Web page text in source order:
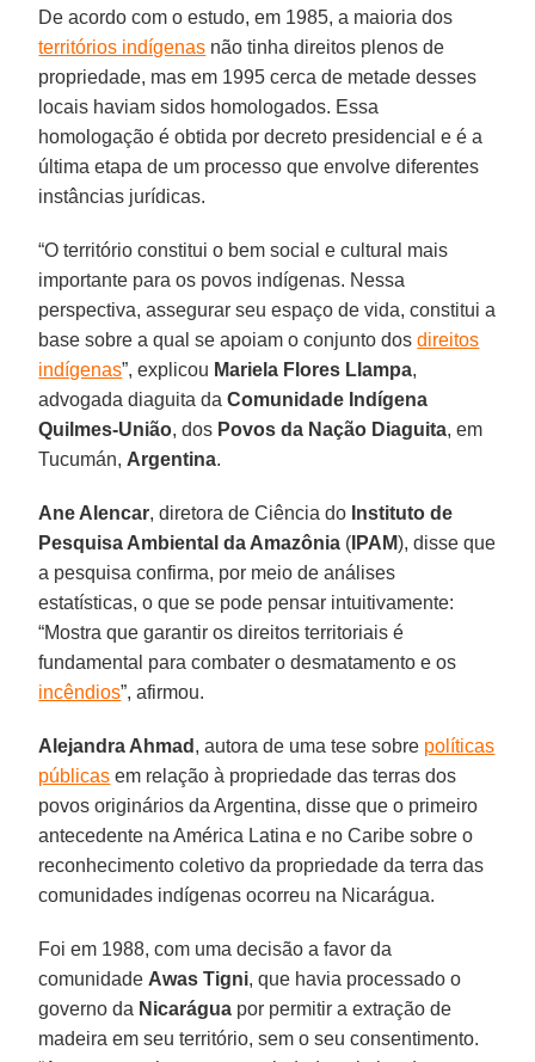
De acordo com o estudo, em 1985, a maioria dos
territórios indígenas não tinha direitos plenos de
propriedade, mas em 1995 cerca de metade desses
locais haviam sidos homologados. Essa
homologação é obtida por decreto presidencial e é a
última etapa de um processo que envolve diferentes
instâncias jurídicas.
“O território constitui o bem social e cultural mais
importante para os povos indígenas. Nessa
perspectiva, assegurar seu espaço de vida, constitui a
base sobre a qual se apoiam o conjunto dosdireitos
indígenas”, explicou Mariela Flores Llampa,
advogada diaguita daComunidade Indígena
Quilmes-União, dos Povos da Nação Diaguita, em
Tucumán, Argentina.
Ane Alencar, diretora de Ciência do Instituto de
Pesquisa Ambiental da Amazônia ( IPAM), disse que
a pesquisa confirma, por meio de análises
estatísticas, o que se pode pensar intuitivamente:
“Mostra que garantir os direitos territoriais é
fundamental para combater o desmatamento e os
incêndios”, afirmou.
Alejandra Ahmad , autora de uma tese sobre políticas
públicas em relação à propriedade das terras dos
povos originários da Argentina, disse que o primeiro
antecedente na América Latina e no Caribe sobre o
reconhecimento coletivo da propriedade da terra das
comunidades indígenas ocorreu na Nicarágua.
Foi em 1988, com uma decisão a favor da
comunidade Awas Tigni, que havia processado o
governo da Nicarágua por permitir a extração de
madeira em seu território, sem o seu consentimento.